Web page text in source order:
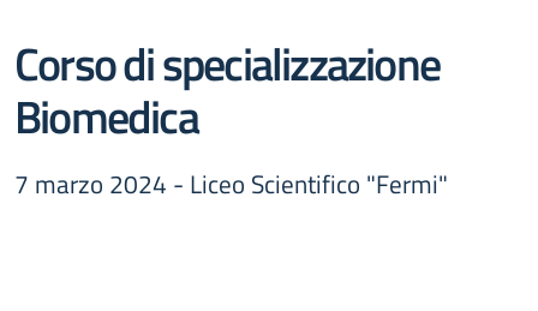
Corso di specializzazione
Biomedica
7 marzo 2024 - Liceo Scientifico "Fermi"